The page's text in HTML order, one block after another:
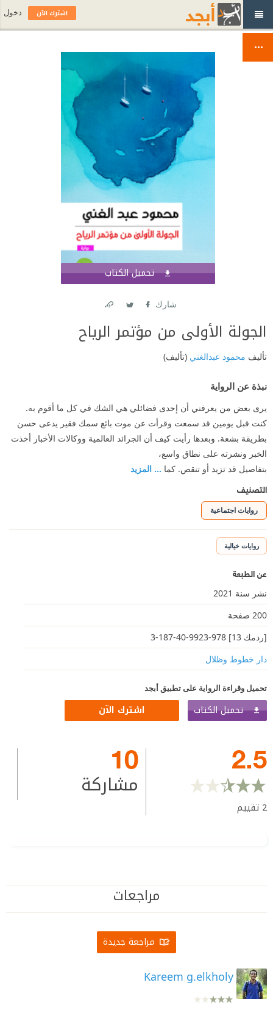
تحميل الكتاب
شارك
الجولة الأولى من مؤتمر الرياح
تأليف محمود عبدالغني (تأليف)
نبذة عن الرواية
يرى بعض من يعرفني أن إحدى فضائلي هي الشك في كل ما أقوم به.
كنت قبل يومين قد سمعت وقرأت عن موت بائع سمك فقير يدعى حسن
بطريقة بشعة. وبعدها رأيت كيف أن الجرائد العالمية ووكالات الأخبار أخذت
الخبر ونشرته على نطاق واسع،
بتفاصيل قد تزيد أو تنقص. كما ... المزيد
التصنيف
روايات اجتماعية
روايات خيالية
عن الطبعة
نشر سنة 2021
200 صفحة
[ردمك 13] 978-9923-40-187-3
دار خطوط وظلال
تحميل وقراءة الرواية على تطبيق أبجد
تحميل الكتاب اشترك الآن
2.5
2 تقييم
10
مشاركة
مراجعات
مراجعة جديدة
Kareem g.elkholy
اشترك الآن دخول